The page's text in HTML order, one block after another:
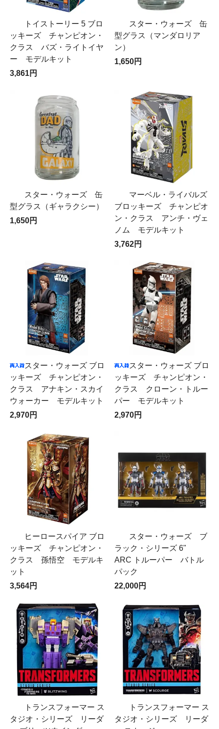
トイストーリー 5 ブロ
ッキーズ チャンピオン・
クラス バズ・ライトイヤ
ー モデルキット
3,861円
スター・ウォーズ 缶
型グラス（マンダロリア
ン）
1,650円
スター・ウォーズ 缶
型グラス（ギャラクシー）
1,650円
マーベル・ライバルズ
ブロッキーズ チャンピオ
ン・クラス アンチ・ヴェ
ノム モデルキット
3,762円
スター・ウォーズ ブロ
ッキーズ チャンピオン・
クラス アナキン・スカイ
ウォーカー モデルキット
2,970円
スター・ウォーズ ブロ
ッキーズ チャンピオン・
クラス クローン・トルー
パー モデルキット
2,970円
ヒーロースパイア ブロ
ッキーズ チャンピオン・
クラス 孫悟空 モデルキ
ット
3,564円
スター・ウォーズ ブ
ラック・シリーズ 6"
ARC トルーパー バトル
パック
22,000円
トランスフォーマー ス
タジオ・シリーズ リーダ
トランスフォーマー ス
タジオ・シリーズ リーダ